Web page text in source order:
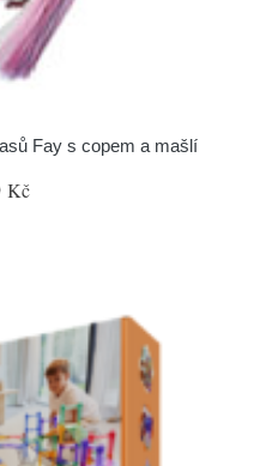
Fay s copem a mašlí
Kč